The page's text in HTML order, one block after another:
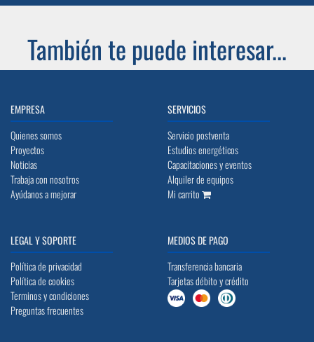
También te puede interesar...
EMPRESA
Quienes somos
Proyectos
Noticias
Trabaja con nosotros
Ayúdanos a mejorar
SERVICIOS
Servicio postventa
Estudios energéticos
Capacitaciones y eventos
Alquiler de equipos
Mi carrito
LEGAL Y SOPORTE
Política de privacidad
Política de cookies
Terminos y condiciones
Preguntas frecuentes
MEDIOS DE PAGO
Transferencia bancaria
Tarjetas débito y crédito